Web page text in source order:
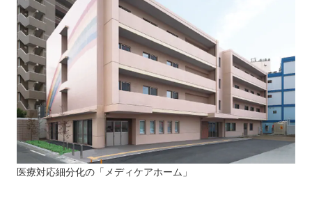
医療対応細分化の「メディケアホーム」